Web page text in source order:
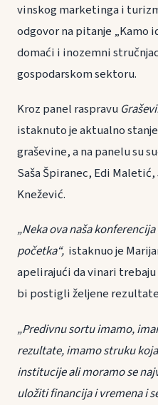
vinskog marketinga i
odgovor na pitanje „Kamo
domaći i inozemni
gospodarskom sektoru.
Kroz panel raspravu
istaknuto je aktualno
graševine, a na panelu su
Saša Špiranec, Edi
Knežević.
„Neka ova naša
početka“, istaknuo je
apelirajući da vinari
bi postigli željene
„Predivnu sortu imamo,
rezultate, imamo struku
institucije ali moramo se
uložiti financija i vremena i